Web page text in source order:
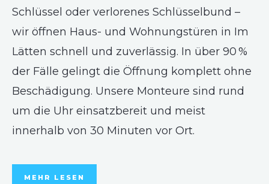
Schlüssel oder verlorenes Schlüsselbund –
wir öffnen Haus- und Wohnungstüren in Im
Lätten schnell und zuverlässig. In über 90 %
der Fälle gelingt die Öffnung komplett ohne
Beschädigung. Unsere Monteure sind rund
um die Uhr einsatzbereit und meist
innerhalb von 30 Minuten vor Ort.
MEHR LESEN